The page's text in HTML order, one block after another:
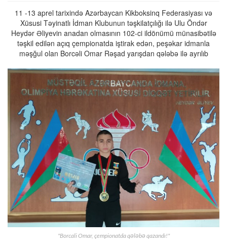
11 -13 aprel tarixində Azərbaycan Kikboksinq Federasiyası və
Xüsusi Təyinatlı İdman Klubunun təşkilatçılığı ilə Ulu Öndər
Heydər Əliyevin anadan olmasının 102-ci ildönümü münasibətilə
təşkil edilən açıq çempionatda iştirak edən, peşəkar idmanla
məşğul olan Borcəli Omar Rəşad yarışdan qələbə ilə ayrılıb
"Borcali Omar, çempionatda qələbə qazandı!"